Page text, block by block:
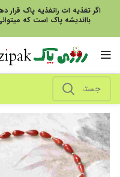
اگر تغذیه ات راتغذیه پاک
بااندیشه پاک است که